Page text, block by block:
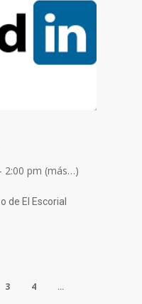
2:00 pm (más…)
de El Escorial
3 4 …